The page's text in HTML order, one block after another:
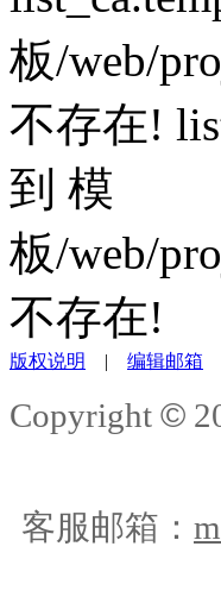
板/web/
不存在!
到 模
板/web/
不存在!
版权说明 | 编辑邮箱
Copyright ©
客服邮箱：